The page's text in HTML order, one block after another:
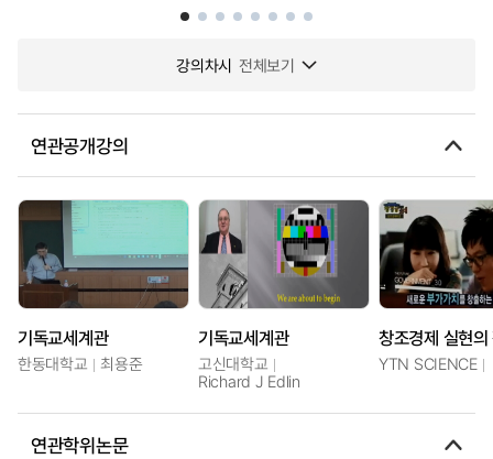
강의차시 전체보기
연관공개강의
기독교세계관
한동대학교 최용준
기독교세계관
고신대학교
Richard J Edlin
YTN SCIENCE
연관학위논문